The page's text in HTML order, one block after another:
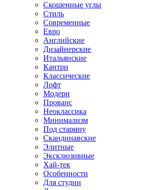
Скошенные углы
Стиль
Современные
Евро
Английские
Дизайнерские
Итальянские
Кантри
Классические
Лофт
Модерн
Прованс
Неоклассика
Минимализм
Под старину
Скандинавские
Элитные
Эксклюзивные
Хай-тек
Особенности
Для студии